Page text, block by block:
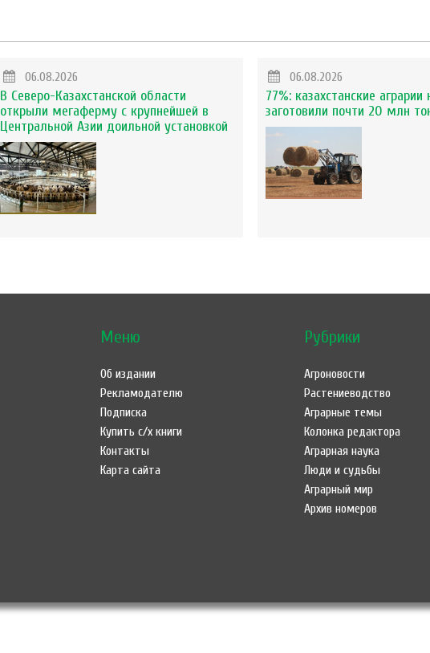
06.08.2026
В Северо-Казахстанской области
открыли мегаферму с крупнейшей в
Центральной Азии доильной установкой
06.08.2026
77%: казахстанские аграрии
заготовили почти 20 млн
Меню
Об издании
Рекламодателю
Подписка
Купить с/х книги
Контакты
Карта сайта
Рубрики
Агроновости
Растениеводство
Аграрные темы
Колонка редактора
Аграрная наука
Люди и судьбы
Аграрный мир
Архив номеров